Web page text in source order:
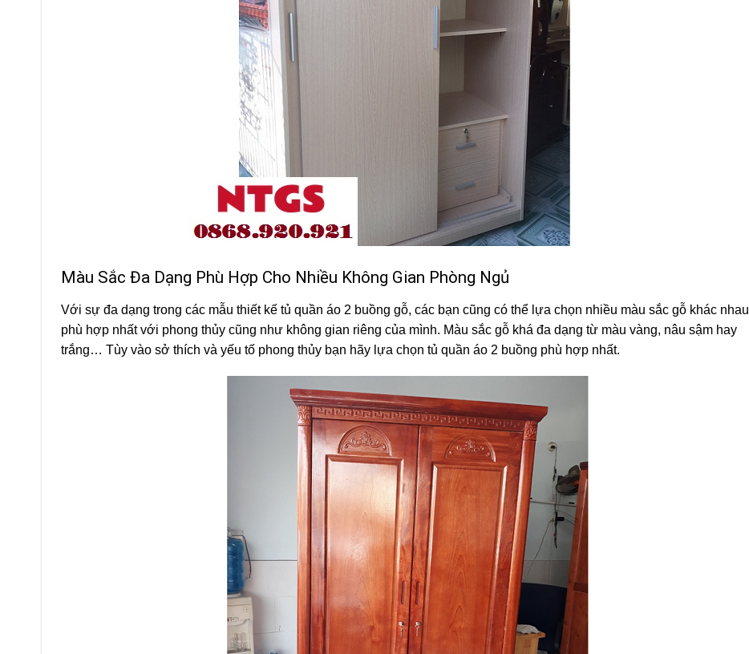
Màu Sắc Đa Dạng Phù Hợp Cho Nhiều Không Gian Phòng Ngủ
Với sự đa dạng trong các mẫu thiết kế tủ quần áo 2 buồng gỗ, các bạn cũng có thể lựa chọn nhiều màu sắc gỗ khác nhau
phù hợp nhất với phong thủy cũng như không gian riêng của mình. Màu sắc gỗ khá đa dạng từ màu vàng, nâu sậm hay
trắng… Tùy vào sở thích và yếu tố phong thủy bạn hãy lựa chọn tủ quần áo 2 buồng phù hợp nhất.